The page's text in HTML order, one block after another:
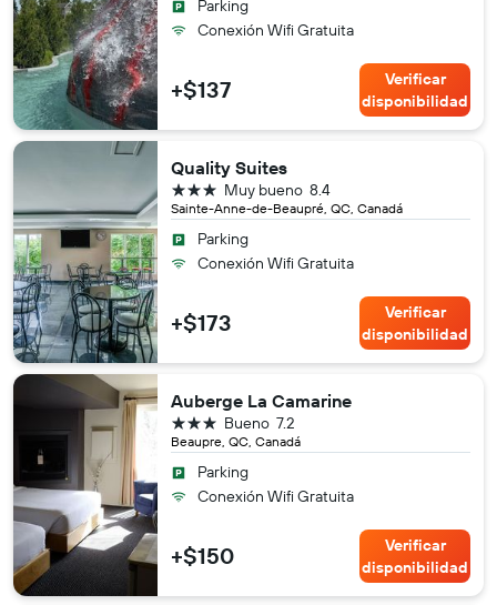
Parking
Conexión Wifi Gratuita
+$137
Verificar
disponibilidad
Quality Suites
Sainte-Anne-de-Beaupré, QC, Canadá
8.4
Muy bueno
3 estrellas
Parking
Conexión Wifi Gratuita
+$173
Verificar
disponibilidad
Auberge La Camarine
Beaupre, QC, Canadá
7.2
Bueno
3 estrellas
Parking
Conexión Wifi Gratuita
+$150
Verificar
disponibilidad